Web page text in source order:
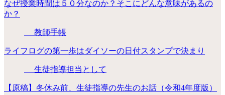
なぜ授業時間は５０分なのか？そこにどんな意味があるの
か？
教師手帳
ライフログの第一歩はダイソーの日付スタンプで決まり
生徒指導担当として
【原稿】冬休み前、生徒指導の先生のお話（令和4年度版）